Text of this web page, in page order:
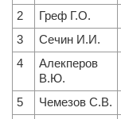
2 Греф Г.О.
3
Сечин И.И.
4
Алекперов
В.Ю.
5 Чемезов С.В.